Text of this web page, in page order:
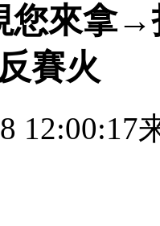
您來拿→
賽火
12:00:17